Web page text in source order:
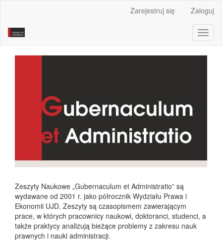
Content
Sidebar
Zarejestruj się Zaloguj
Zeszyty Naukowe „Gubernaculum et Administratio” są
wydawane od 2001 r. jako półrocznik Wydziału Prawa i
Ekonomii UJD. Zeszyty są czasopismem zawierającym
prace, w których pracownicy naukowi, doktoranci, studenci, a
także praktycy analizują bieżące problemy z zakresu nauk
prawnych i nauki administracji.